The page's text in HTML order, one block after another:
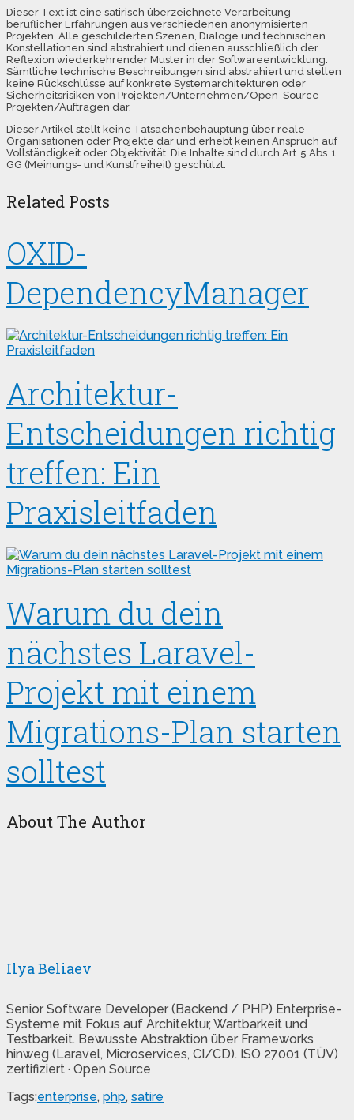
Dieser Text ist eine satirisch überzeichnete Verarbeitung
beruflicher Erfahrungen aus verschiedenen anonymisierten
Projekten. Alle geschilderten Szenen, Dialoge und technischen
Konstellationen sind abstrahiert und dienen ausschließlich der
Reflexion wiederkehrender Muster in der Softwareentwicklung.
Sämtliche technische Beschreibungen sind abstrahiert und stellen
keine Rückschlüsse auf konkrete Systemarchitekturen oder
Sicherheitsrisiken von Projekten/Unternehmen/Open-Source-
Projekten/Aufträgen dar.
Dieser Artikel stellt keine Tatsachenbehauptung über reale
Organisationen oder Projekte dar und erhebt keinen Anspruch auf
Vollständigkeit oder Objektivität. Die Inhalte sind durch Art. 5 Abs. 1
GG (Meinungs- und Kunstfreiheit) geschützt.
Related Posts
OXID-
DependencyManager
Architektur-
Entscheidungen richtig
treffen: Ein
Praxisleitfaden
Warum du dein
nächstes Laravel-
Projekt mit einem
Migrations-Plan starten
solltest
About The Author
Ilya Beliaev
Senior Software Developer (Backend / PHP) Enterprise-
Systeme mit Fokus auf Architektur, Wartbarkeit und
Testbarkeit. Bewusste Abstraktion über Frameworks
hinweg (Laravel, Microservices, CI/CD). ISO 27001 (TÜV)
zertifiziert · Open Source
Tags:enterprise, php, satire